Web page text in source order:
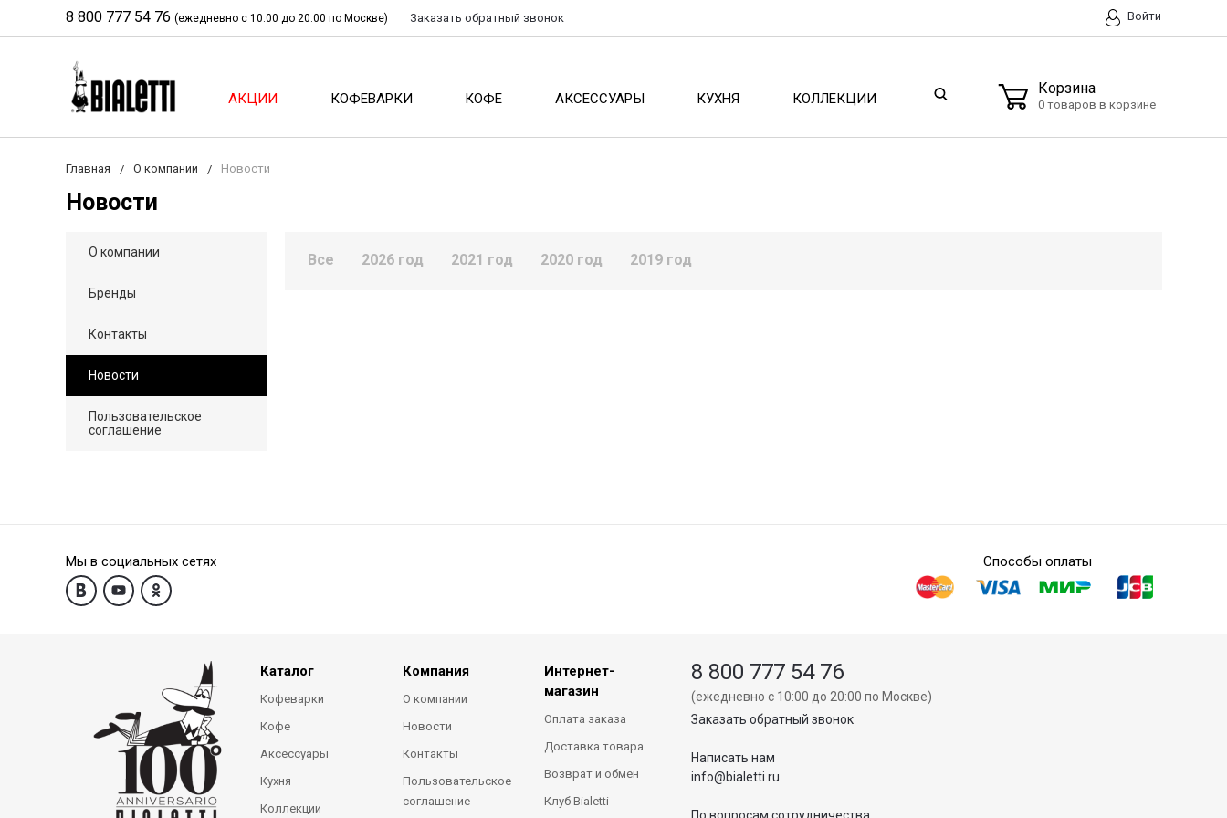
8 800 777 54 76 (ежедневно с 10:00 до 20:00 по Москве) Заказать обратный звонок Войти
АКЦИИ КОФЕВАРКИ КОФЕ АКСЕССУАРЫ КУХНЯ КОЛЛЕКЦИИ
Корзина
0 товаров в корзине
Главная О компании Новости
Новости
О компании
Бренды
Контакты
Новости
Пользовательское
соглашение
Все 2026 год 2021 год 2020 год 2019 год
Мы в социальных сетях Способы оплаты
Каталог
Кофеварки
Кофе
Аксессуары
Кухня
Коллекции
Компания
О компании
Новости
Контакты
Пользовательское
соглашение
Интернет-
магазин
Оплата заказа
Доставка товара
Возврат и обмен
Клуб Bialetti
8 800 777 54 76
(ежедневно с 10:00 до 20:00 по Москве)
Заказать обратный звонок
Написать нам
info@bialetti.ru